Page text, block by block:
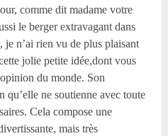
comme dit madame votre
le berger extravagant dans
je n’ai rien vu de plus plaisant
jolie petite idée,dont vous
du monde. Son
qu’elle ne soutienne avec toute
Cela compose une
mais très